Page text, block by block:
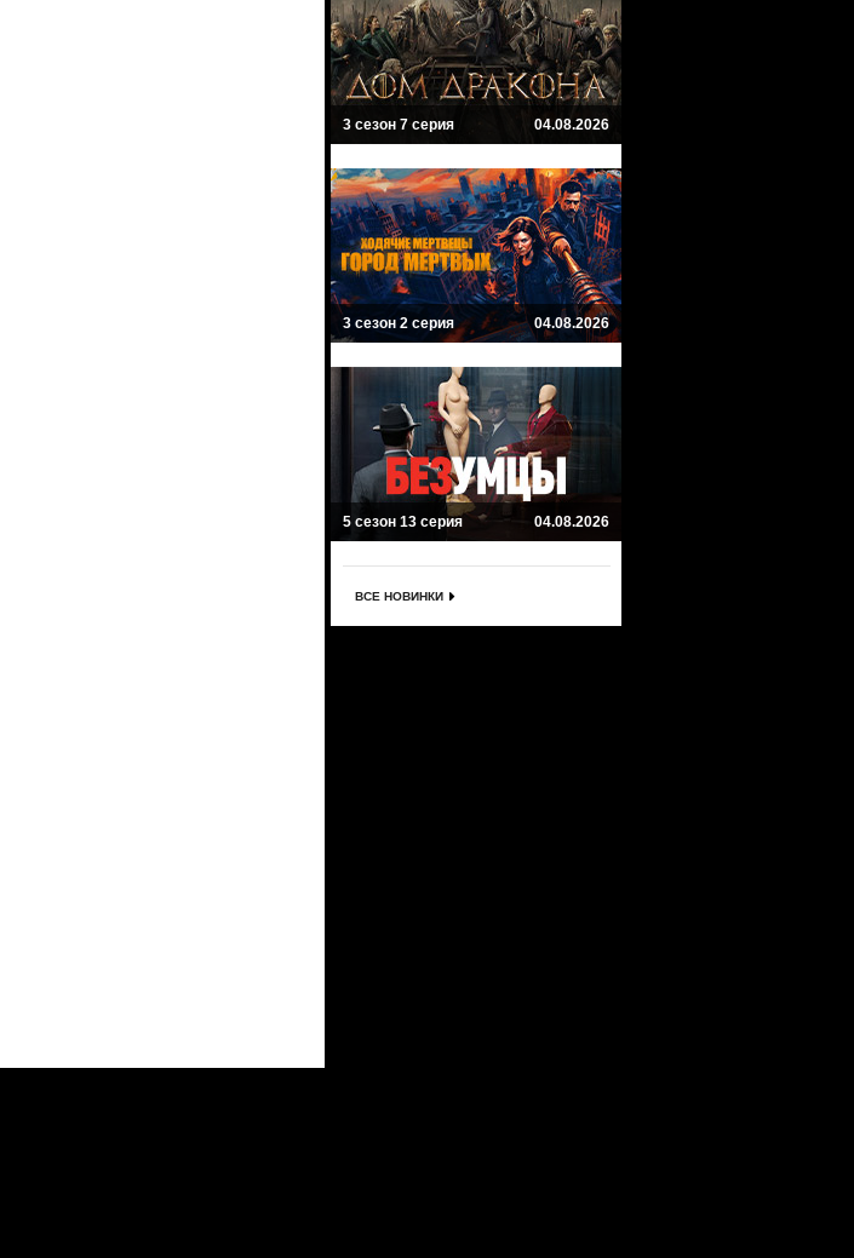
3 сезон 7 серия 04.08.2026
3 сезон 2 серия 04.08.2026
5 сезон 13 серия 04.08.2026
ВСЕ НОВИНКИ